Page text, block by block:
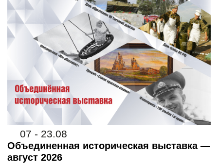
07 - 23.08
Объединенная историческая выставка —
август 2026